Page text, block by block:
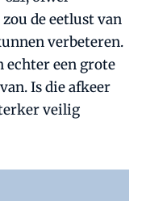
de eetlust van
verbeteren.
echter een grote
Is die afkeer
veilig